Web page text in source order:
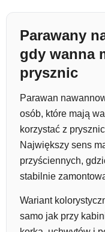
Parawany
gdy wanna
prysznic
Parawan
osób, które mają
korzystać z
Największy sens
przyściennych,
stabilnie
Wariant
samo jak przy